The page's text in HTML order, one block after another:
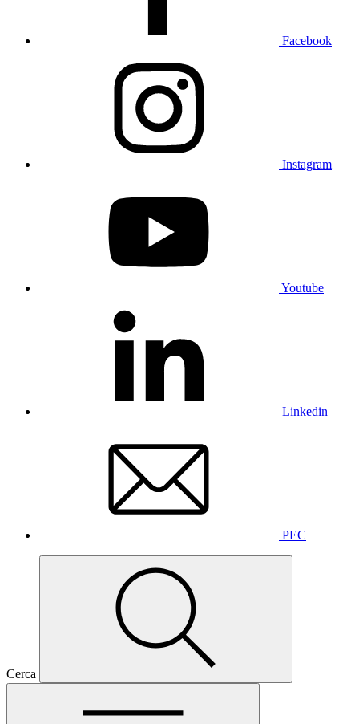
Facebook
Instagram
Youtube
Linkedin
PEC
Cerca